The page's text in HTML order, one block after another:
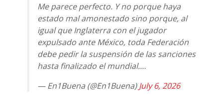
Me parece perfecto. Y no porque haya
estado mal amonestado sino porque, al
igual que Inglaterra con el jugador
expulsado ante México, toda Federación
debe pedir la suspensión de las sanciones
hasta finalizado el mundial.…
— En1Buena (@En1Buena)July 6, 2026